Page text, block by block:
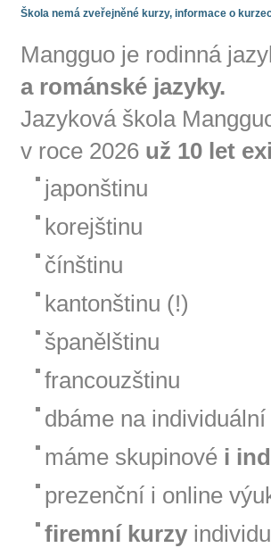
Škola nemá zveřejněné kurzy, informace o
Mangguo je rodinná
a románské jazyky.
Jazyková škola
v roce 2026 už 10 let
japonštinu
korejštinu
čínštinu
kantonštinu (!)
španělštinu
francouzštinu
dbáme na
máme skupinové i
prezenční i online
firemní kurzy